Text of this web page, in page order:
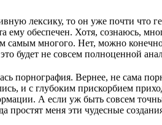
лексику, то он уже почти что
ему обеспечен. Хотя, сознаюсь,
самым многого. Нет, можно
будет не совсем полноценной
порнография. Вернее, не сама
и с глубоким прискорбием
А если уж быть совсем
простят меня эти чудесные